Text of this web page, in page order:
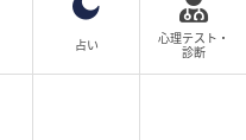
道業者を装った不審者
に公式なお知らせのな
。
占い
心理テスト・
診断